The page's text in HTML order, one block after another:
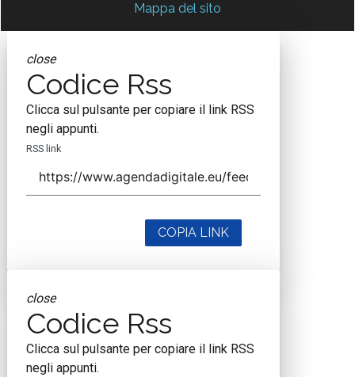
Mappa del sito
close
Codice Rss
Clicca sul pulsante per copiare il link RSS
negli appunti.
RSS link
COPIA LINK
close
Codice Rss
Clicca sul pulsante per copiare il link RSS
negli appunti.